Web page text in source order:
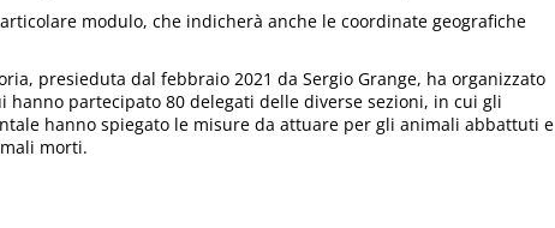
modulo, che indicherà anche le coordinate geografiche
presieduta dal febbraio 2021 da Sergio Grange, ha organizzato
hanno partecipato 80 delegati delle diverse sezioni, in cui gli
hanno spiegato le misure da attuare per gli animali abbattuti e
morti.